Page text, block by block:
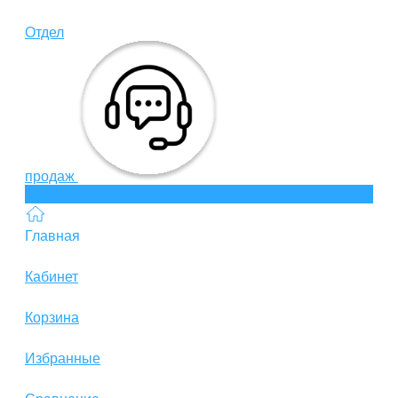
Отдел
продаж
Главная
Кабинет
Корзина
Избранные